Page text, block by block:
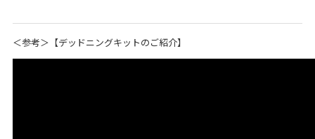
＜参考＞【デッドニングキットのご紹介】